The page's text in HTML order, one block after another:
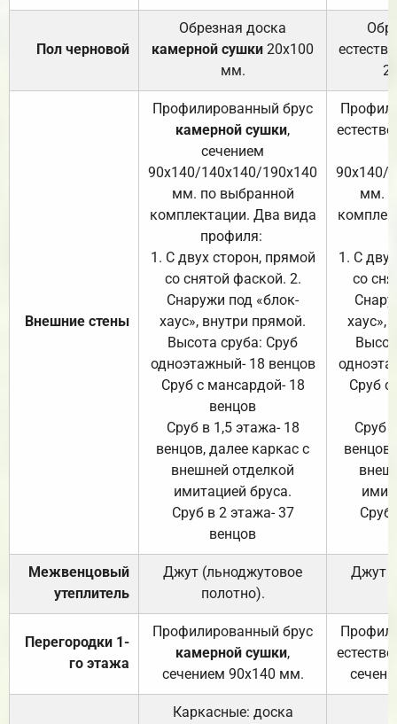
Пол черновой
Обрезная доска
камерной сушки 20х100
мм.
Внешние стены
Профилированный брус
камерной сушки,
сечением
90х140/140х140/190х140
мм. по выбранной
комплектации. Два вида
профиля:
1. С двух сторон, прямой
со снятой фаской. 2.
Снаружи под «блок-
хаус», внутри прямой.
Высота сруба: Сруб
одноэтажный- 18 венцов
Сруб с мансардой- 18
венцов
Сруб в 1,5 этажа- 18
венцов, далее каркас с
внешней отделкой
имитацией бруса.
Сруб в 2 этажа- 37
венцов
90х140/
мм.
1. С
со
хаус»,
Сруб с
Сруб
Сруб
Межвенцовый
утеплитель
Джут (льноджутовое
полотно).
Джут
Перегородки 1-
го этажа
Профилированный брус
камерной сушки,
сечением 90х140 мм.
Каркасные: доска